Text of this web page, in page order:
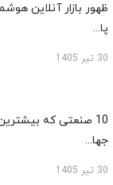
ظهور بازار آنلاین
پا...
30 تیر 1405
10 صنعتی که بیشترین
جها...
30 تیر 1405